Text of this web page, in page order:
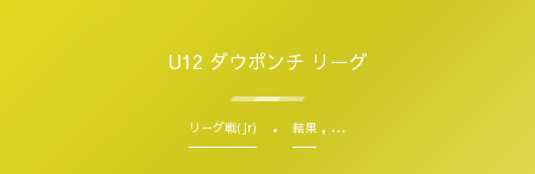
U12 ダウポンチ リーグ
リーグ戦(Jr) 結果 , …